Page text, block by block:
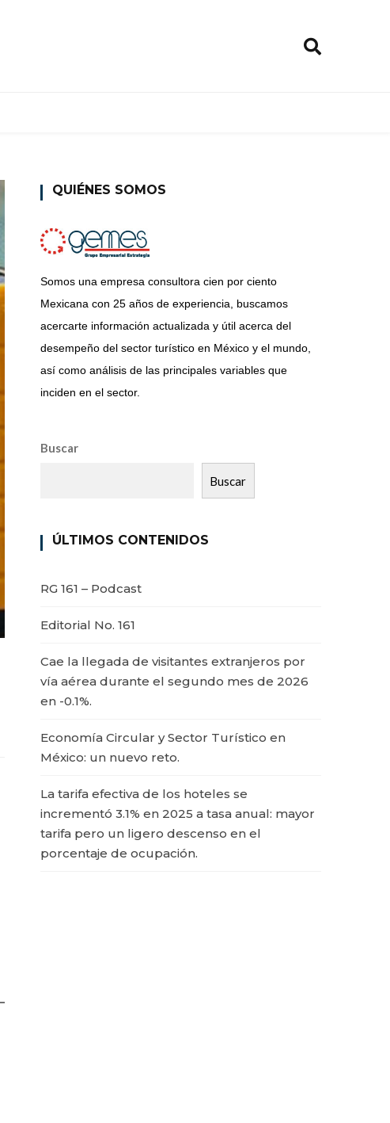
QUIÉNES SOMOS
Somos una empresa consultora cien por ciento
Mexicana con 25 años de experiencia, buscamos
acercarte información actualizada y útil acerca del
desempeño del sector turístico en México y el mundo,
así como análisis de las principales variables que
inciden en el sector.
Buscar
Buscar
ÚLTIMOS CONTENIDOS
RG 161 – Podcast
Editorial No. 161
Cae la llegada de visitantes extranjeros por
vía aérea durante el segundo mes de 2026
en -0.1%.
Economía Circular y Sector Turístico en
México: un nuevo reto.
La tarifa efectiva de los hoteles se
incrementó 3.1% en 2025 a tasa anual: mayor
tarifa pero un ligero descenso en el
porcentaje de ocupación.